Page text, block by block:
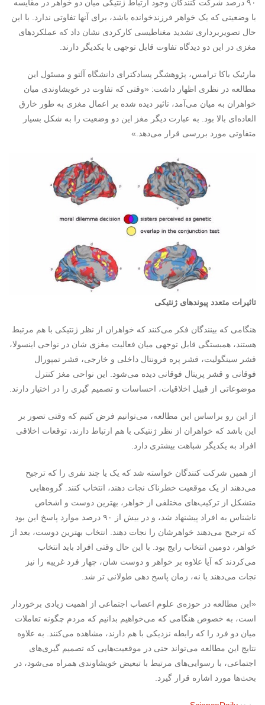
۹۰ درصد شرکت کنندگان وجود ارتباط ژنتیکی میان دو خواهر در مقایسه
با وضعیتی که یک خواهر فرزندخوانده باشد، برای آنها تفاوتی ندارد. با این
حال تصویربرداری تشدید مغناطیسی کارکردی نشان داد که عملکردهای
مغزی در این دو دیدگاه تفاوت قابل توجهی با یکدیگر دارند.
مارئیک باکا ترامس، پژوهشگر پسادکترای دانشگاه آلتو و مسئول این
مطالعه در نظری اظهار داشت: «وقتی که تفاوت در خویشاوندی میان
خواهران به میان می‌آمد، تاثیر دیده شده بر اعمال مغزی به طور خارق
العاده‌ای بالا بود. به عبارت دیگر مغز این دو وضعیت را به شکل بسیار
متفاوتی مورد بررسی قرار می‌دهد.»
تاثیرات متعدد پیوندهای ژنتیکی
هنگامی که بینندگان فکر می‌کنند که خواهران از نظر ژنتیکی با هم مرتبط
هستند، همبستگی قابل توجهی میان فعالیت مغزی شان در نواحی اینسولا،
قشر سینگولیت، قشر پره فرونتال داخلی و خارجی، قشر تمپورال
فوقانی و قشر پریتال فوقانی دیده می‌شود. این نواحی مغز کنترل
موضوعاتی از قبیل اخلاقیات، احساسات و تصمیم گیری را در اختیار دارند.
از این رو براساس این مطالعه، می‌توانیم فرض کنیم که وقتی تصور بر
این باشد که خواهران از نظر ژنتیکی با هم ارتباط دارند، توقعات اخلاقی
افراد به یکدیگر شباهت بیشتری دارد.
از همین شرکت کنندگان خواسته شد که یک یا چند نفری را که ترجیح
می‌دهند از یک موقعیت خطرناک نجات دهند، انتخاب کنند. گروه‌هایی
متشکل از ترکیب‌های مختلفی از خواهر، بهترین دوست و اشخاص
ناشناس به افراد پیشنهاد شد، و در بیش از ۹۰ درصد موارد پاسخ این بود
که ترجیح می‌دهند خواهرشان را نجات دهند. انتخاب بهترین دوست، بعد از
خواهر، دومین انتخاب رایج بود. با این حال وقتی افراد باید انتخاب
می‌کردند که آیا علاوه بر خواهر و دوست شان، چهار فرد غریبه را نیز
نجات می‌دهند یا نه، زمان پاسخ دهی طولانی تر شد.
«این مطالعه در حوزه‌ی علوم اعصاب اجتماعی از اهمیت زیادی برخوردار
است، به خصوص هنگامی که می‌خواهیم بدانیم که مردم چگونه تعاملات
میان دو فرد را که رابطه نزدیکی با هم دارند، مشاهده می‌کنند. به علاوه
نتایج این مطالعه می‌تواند حتی در موقعیت‌هایی که تصمیم گیری‌های
اجتماعی، با رسوایی‌های مرتبط با تبعیض خویشاوندی همراه می‌شود، در
بحث‌ها مورد اشاره قرار گیرد.